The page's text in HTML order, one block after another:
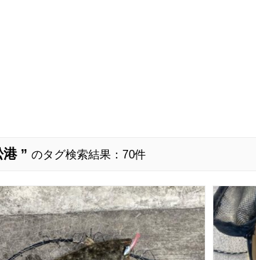
港 ” のタグ検索結果：70件